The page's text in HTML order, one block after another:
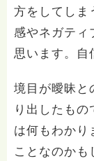
方をしてしま
感やネガティ
思います。自
境目が曖昧と
り出したも
は何もわかり
ことなのかも